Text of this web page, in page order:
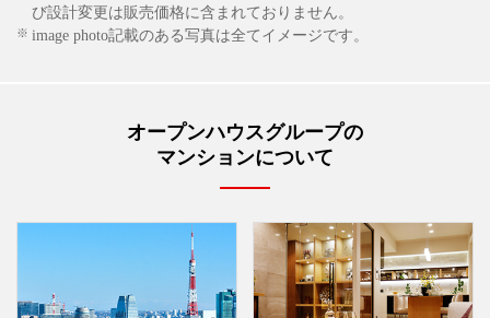
び設計変更は販売価格に含まれておりません。
※ image photo記載のある写真は全てイメージです。
オープンハウスグループの
マンションについて